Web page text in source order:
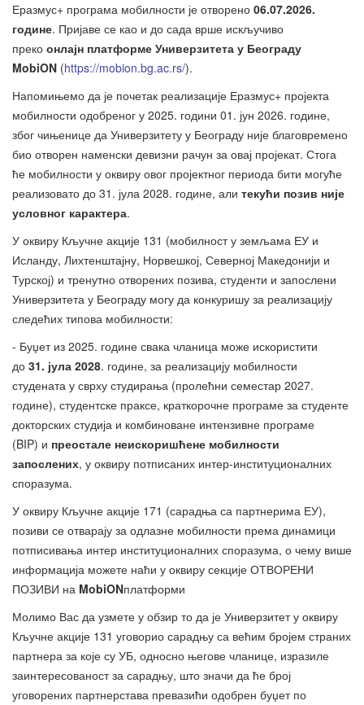
Еразмус+ програма мобилности је отворено 06.07.2026.
године. Пријаве се као и до сада врше искључиво
преко онлајн платформе Универзитета у Београду
MobiON (https://mobion.bg.ac.rs/).
Напомињемо да је почетак реализације Еразмус+ пројекта
мобилности одобреног у 2025. години 01. јун 2026. године,
због чињенице да Универзитету у Београду није благовремено
био отворен наменски девизни рачун за овај пројекат. Стога
ће мобилности у оквиру овог пројектног периода бити могуће
реализовато до 31. јула 2028. године, али текући позив није
условног карактера.
У оквиру Кључне акције 131 (мобилност у земљама ЕУ и
Исланду, Лихтенштајну, Норвешкој, Северној Македонији и
Турској) и тренутно отворених позива, студенти и запослени
Универзитета у Београду могу да конкуришу за реализацију
следећих типова мобилности:
- Буџет из 2025. године свака чланица може искористити
до 31. јула 2028. године, за реализацију мобилности
студената у сврху студирања (пролећни семестар 2027.
године), студентске праксе, краткорочне програме за студенте
докторских студија и комбиноване интензивне програме
(BIP) и преостале неискоришћене мобилности
запослених, у оквиру потписаних интер-институционалних
споразума.
У оквиру Кључне акције 171 (сарадња са партнерима ЕУ),
позиви се отварају за одлазне мобилности према динамици
потписивања интер институционалних споразума, о чему више
информација можете наћи у оквиру секције ОТВОРЕНИ
ПОЗИВИ на MobiONплатформи
Молимо Вас да узмете у обзир то да је Универзитет у оквиру
Кључне акције 131 уговорио сарадњу са већим бројем страних
партнера за које су УБ, односно његове чланице, изразиле
заинтересованост за сарадњу, што значи да ће број
уговорених партнерстава превазићи одобрен буџет по